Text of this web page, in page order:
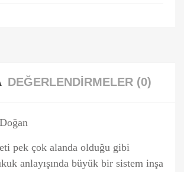
DEĞERLENDIRMELER (0)
pek çok alanda olduğu gibi
anlayışında büyük bir sistem inşa